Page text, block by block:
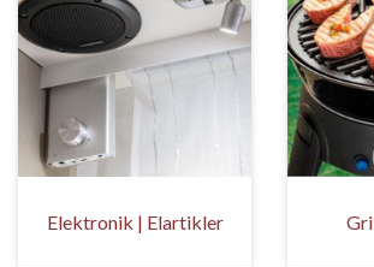
Elektronik | Elartikler